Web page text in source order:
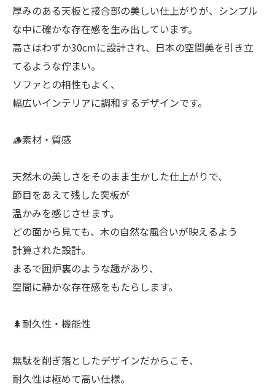
厚みのある天板と接合部の美しい仕上がりが、シンプル
な中に確かな存在感を生み出しています。
高さはわずか30cmに設計され、日本の空間美を引き立
てるような佇まい。
ソファとの相性もよく、
幅広いインテリアに調和するデザインです。
🪵素材・質感
天然木の美しさをそのまま生かした仕上がりで、
節目をあえて残した突板が
温かみを感じさせます。
どの面から見ても、木の自然な風合いが映えるよう
計算された設計。
まるで囲炉裏のような趣があり、
空間に静かな存在感をもたらします。
🌲耐久性・機能性
無駄を削ぎ落としたデザインだからこそ、
耐久性は極めて高い仕様。